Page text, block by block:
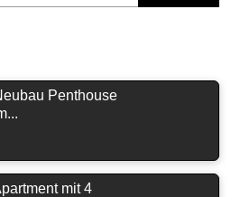
Penthouse
mit 4